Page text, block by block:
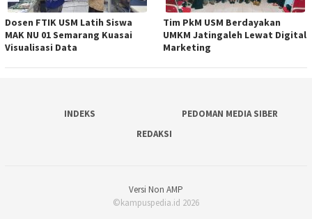
Dosen FTIK USM Latih Siswa
MAK NU 01 Semarang Kuasai
Visualisasi Data
Tim PkM USM Berdayakan
UMKM Jatingaleh Lewat Digital
Marketing
INDEKS
PEDOMAN MEDIA SIBER
REDAKSI
Versi Non AMP
©kampuspedia.id 2026